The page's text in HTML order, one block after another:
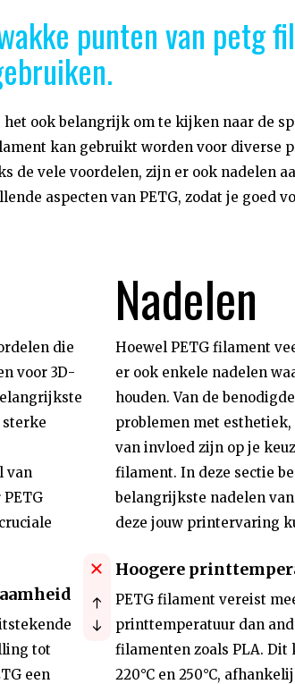
punten van petg
het ook belangrijk om te kijken naar de
kan gebruikt worden voor diverse
de vele voordelen, zijn er ook nadelen
aspecten van PETG, zodat je goed
die
voor 3D-
sterke
van
tot
een
Nadelen
Hoewel PETG filament
er ook enkele nadelen
houden. Van de
problemen met
van invloed zijn op je
filament. In deze sectie
belangrijkste nadelen
deze jouw printervaring
Hoogere
PETG filament vereist
printtemperatuur dan
filamenten zoals PLA. Dit
220°C en 250°C,